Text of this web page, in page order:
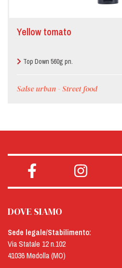
Yellow tomato
Top Down 560g pn.
Salse urban - Street food
DOVE SIAMO
Sede legale/Stabilimento:
Via Statale 12 n.102
41036 Medolla (MO)